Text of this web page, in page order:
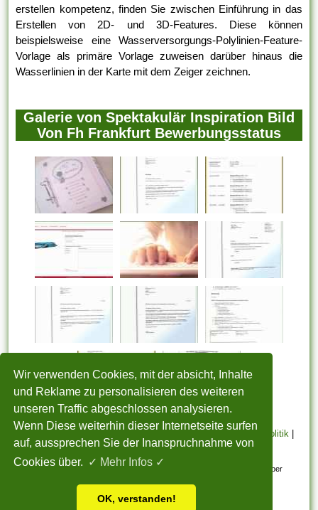
Wir verwenden Cookies, mit der absicht, Inhalte
und Reklame zu personalisieren des weiteren
unseren Traffic abgeschlossen analysieren.
Wenn Diese weiterhin dieser Internetseite surfen
auf, aussprechen Sie der Inanspruchnahme von
Cookies über. ✓ Mehr Infos ✓
OK, verstanden!
erstellen kompetenz, finden Sie zwischen Einführung in das
Erstellen von 2D- und 3D-Features. Diese können
beispielsweise eine Wasserversorgungs-Polylinien-Feature-
Vorlage als primäre Vorlage zuweisen darüber hinaus die
Wasserlinien in der Karte mit dem Zeiger zeichnen.
Galerie von Spektakulär Inspiration Bild
Von Fh Frankfurt Bewerbungsstatus
Cookie Politik
Copyright| Nutzungsbedingungen| Sitemap| Kontakt
Alle eingereichten Inhalte bleiben dem ursprünglichen Copyright-Inhaber
urheberrechtlich geschützt. Bitte beachten Sie: Bilder sind für den
persönlichen, nicht-kommerziellen Gebrauch.